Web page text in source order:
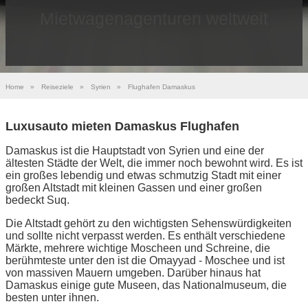
Home » Reiseziele » Syrien » Flughafen Damaskus
Luxusauto mieten Damaskus Flughafen
Damaskus ist die Hauptstadt von Syrien und eine der
ältesten Städte der Welt, die immer noch bewohnt wird. Es ist
ein großes lebendig und etwas schmutzig Stadt mit einer
großen Altstadt mit kleinen Gassen und einer großen
bedeckt Suq.
Die Altstadt gehört zu den wichtigsten Sehenswürdigkeiten
und sollte nicht verpasst werden. Es enthält verschiedene
Märkte, mehrere wichtige Moscheen und Schreine, die
berühmteste unter den ist die Omayyad - Moschee und ist
von massiven Mauern umgeben. Darüber hinaus hat
Damaskus einige gute Museen, das Nationalmuseum, die
besten unter ihnen.